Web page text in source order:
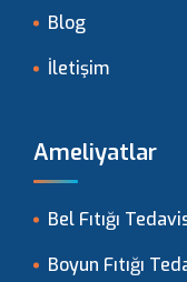
Blog
İletişim
Ameliyatlar
Bel Fıtığı
Boyun Fıtığı